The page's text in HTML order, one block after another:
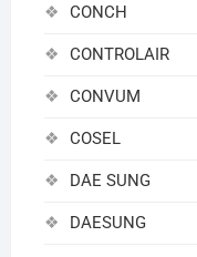
CONCH
CONTROLAIR
CONVUM
COSEL
DAE SUNG
DAESUNG